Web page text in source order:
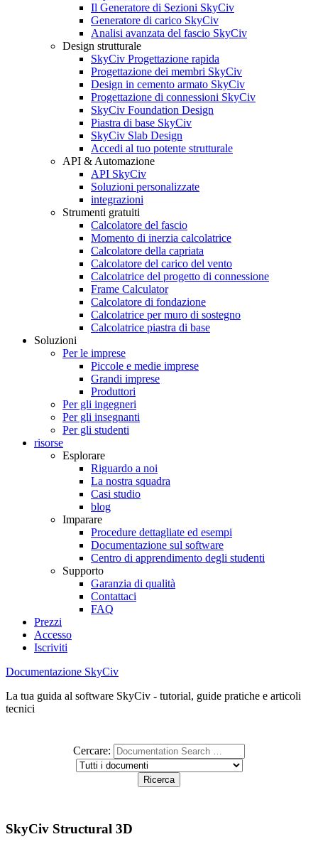
Il Generatore di Sezioni SkyCiv
Generatore di carico SkyCiv
Analisi avanzata del fascio SkyCiv
Design strutturale
SkyCiv Progettazione rapida
Progettazione dei membri SkyCiv
Design in cemento armato SkyCiv
Progettazione di connessioni SkyCiv
SkyCiv Foundation Design
Piastra di base SkyCiv
SkyCiv Slab Design
Accedi al tuo potente strutturale
API & Automazione
API SkyCiv
Soluzioni personalizzate
integrazioni
Strumenti gratuiti
Calcolatore del fascio
Momento di inerzia calcolatrice
Calcolatore della capriata
Calcolatore del carico del vento
Calcolatrice del progetto di connessione
Frame Calculator
Calcolatore di fondazione
Calcolatrice per muro di sostegno
Calcolatrice piastra di base
Soluzioni
Per le imprese
Piccole e medie imprese
Grandi imprese
Produttori
Per gli ingegneri
Per gli insegnanti
Per gli studenti
risorse
Esplorare
Riguardo a noi
La nostra squadra
Casi studio
blog
Imparare
Procedure dettagliate ed esempi
Documentazione sul software
Centro di apprendimento degli studenti
Supporto
Garanzia di qualità
Contattaci
FAQ
Prezzi
Accesso
Iscriviti
Documentazione SkyCiv
La tua guida al software SkyCiv - tutorial, guide pratiche e articoli
tecnici
Cercare:
SkyCiv Structural 3D